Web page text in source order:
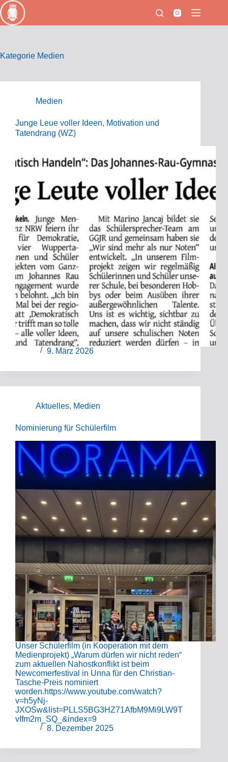
Zum
Inhalt
springen
Kategorie Medien
Medien
Junge Leue voller Ideen, Motivation und
Tatendrang (WZ)
9. März 2026
Aktuelles, Medien
Nominierung für Schülerfilm
Unser Schülerfilm (in Kooperation mit dem
Medienprojekt) „Warum dürfen wir nicht reden“
zum aktuellen Nahostkonflikt ist beim
Newcomerfestival in Unna für den Christian-
Tasche-Preis nominiert
worden.https://www.youtube.com/watch?
v=h5yNj-
JXOSw&list=PLLS5BG3HZ71AfbM9Mi9LW9T
vIfm2m_SQ_&index=9
8. Dezember 2025